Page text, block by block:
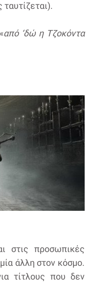
από ‘δώ η Τζοκόντα
στις προσωπικές
άλλη στον κόσμο.
τίτλους που δεν